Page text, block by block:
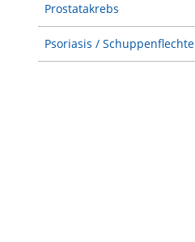
Prostatakrebs
Psoriasis / Schuppenflechte